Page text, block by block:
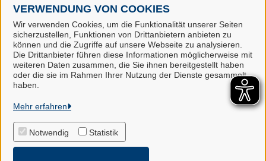
VERWENDUNG VON COOKIES
Wir verwenden Cookies, um die Funktionalität unserer Seiten
sicherzustellen, Funktionen von Drittanbietern anbieten zu
können und die Zugriffe auf unsere Webseite zu analysieren.
Die Drittanbieter führen diese Informationen möglicherweise mit
weiteren Daten zusammen, die Sie ihnen bereitgestellt haben
oder die sie im Rahmen Ihrer Nutzung der Dienste gesammelt
haben.
Mehr erfahren
Notwendig Statistik
Landkreis Harburg
Alle Rechte vorbehalten